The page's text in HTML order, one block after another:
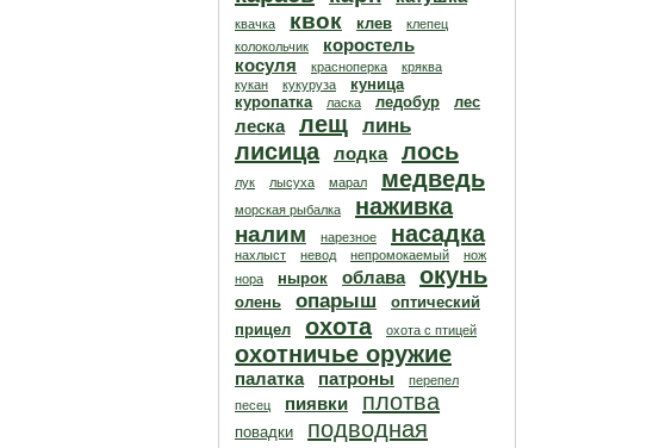
квачка квок клев
клепец
колокольчик
коростель
косуля
красноперка
кряква
кукан
кукуруза
куница
куропатка
ласка ледобур лес
леска лещ линь
лисица лодка лось
лук лысуха марал медведь
морская рыбалка наживка
налим нарезное насадка
нахлыст невод непромокаемый
нож
нора
нырок облава окунь
олень опарыш
оптический
прицел
охота охота с птицей
охотничье оружие
палатка патроны
перепел
песец
пиявки плотва
повадки
подводная